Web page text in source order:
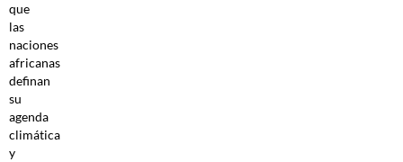
que
las
naciones
africanas
definan
su
agenda
climática
y